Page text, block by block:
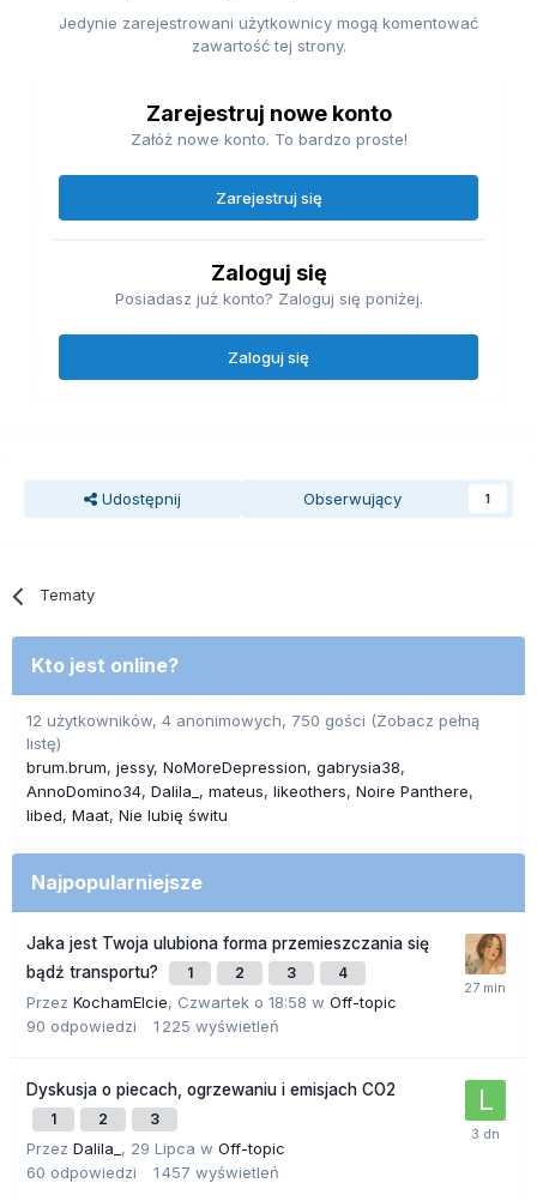
Jedynie zarejestrowani użytkownicy mogą komentować
zawartość tej strony.
Zarejestruj nowe konto
Załóż nowe konto. To bardzo proste!
Zarejestruj się
Zaloguj się
Posiadasz już konto? Zaloguj się poniżej.
Zaloguj się
Udostępnij Obserwujący 1
Tematy
Kto jest online?
12 użytkowników, 4 anonimowych, 750 gości (Zobacz pełną
listę)
brum.brum jessy NoMoreDepression gabrysia38
AnnoDomino34 Dalila_ mateus likeothers Noire Panthere
libed Maat Nie lubię świtu
Najpopularniejsze
Jaka jest Twoja ulubiona forma przemieszczania się
bądź transportu?
1 2 3 4
Przez KochamElcie, Czwartek o 18:58 w Off-topic
90 odpowiedzi 1 225 wyświetleń
Dyskusja o piecach, ogrzewaniu i emisjach CO2
1 2 3
Przez Dalila_ , 29 Lipca w Off-topic
60 odpowiedzi 1 457 wyświetleń